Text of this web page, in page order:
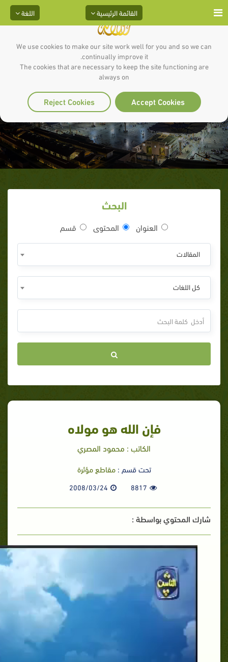
We use cookies to make our site work well for you and so we can
continually improve it.
The cookies that are necessary to keep the site functioning are
always on
Accept Cookies
Reject Cookies
اللغة القائمة الرئيسية
فإن الله هو مولاه
البحث
العنوان المحتوى قسم
المقالات
كل اللغات
فإن الله هو مولاه
الكاتب : محمود المصري
تحت قسم :مقاطع مؤثرة
8817
2008/03/24
شارك المحتوي بواسطة :